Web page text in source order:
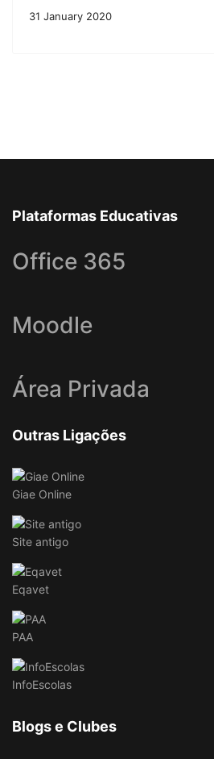
31 January 2020
Plataformas Educativas
Office 365
Moodle
Área Privada
Outras Ligações
Giae Online
Site antigo
Eqavet
PAA
InfoEscolas
Blogs e Clubes